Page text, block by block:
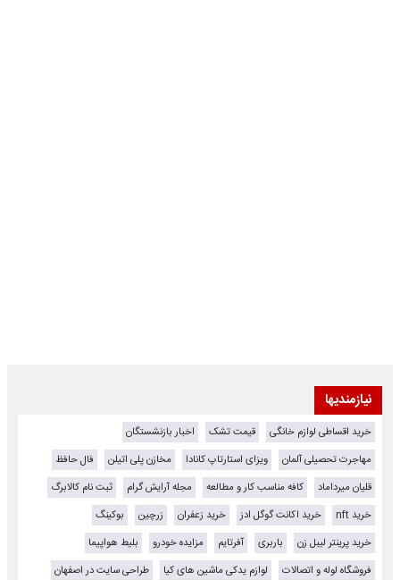
نیازمندیها
خرید اقساطی لوازم خانگی قیمت تشک
اخبار بازنشستگان
مهاجرت تحصیلی آلمان
ویزای استارتاپ کانادا مخازن پلی اتیلن
فال حافظ
قلیان میرداماد
کافه مناسب کار و مطالعه مجله آرایش گرام
ثبت نام کالابرگ
خرید nft
خرید اکانت گوگل ادز خرید زعفران زرچین
بوکینگ
خرید پرینتر لیبل زن
باربری آفرتایم مزایده خودرو
بلیط هواپیما
فروشگاه لوله و اتصالات
لوازم یدکی ماشین های کیا
طراحی سایت در اصفهان